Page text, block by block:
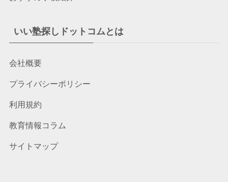
いい塾探しドットコムとは
会社概要
プライバシーポリシー
利用規約
教育情報コラム
サイトマップ